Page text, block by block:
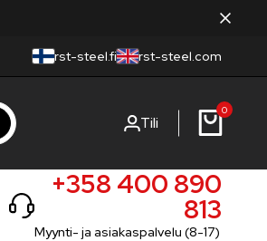
rst-steel.fi rst-steel.com
Tili
0
+358 400 890
813
Myynti- ja asiakaspalvelu (8-17)